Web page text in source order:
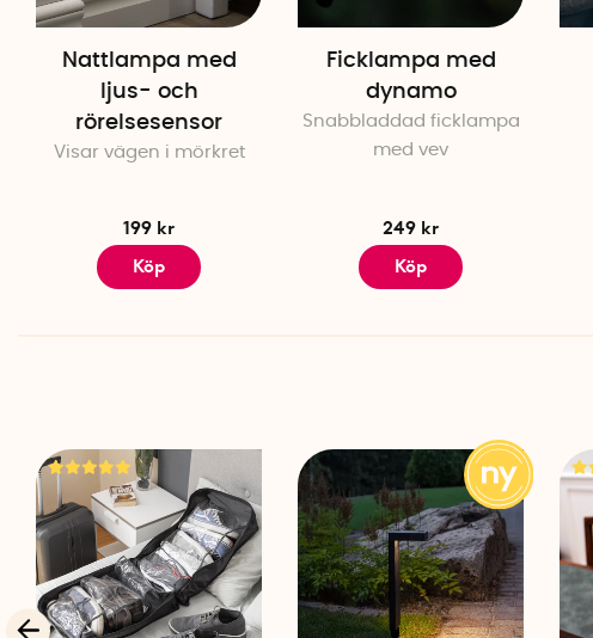
Nattlampa med
ljus- och
rörelsesensor
Visar vägen i mörkret
199 kr
Köp
Ficklampa med
dynamo
Snabbladdad ficklampa
med vev
249 kr
Köp